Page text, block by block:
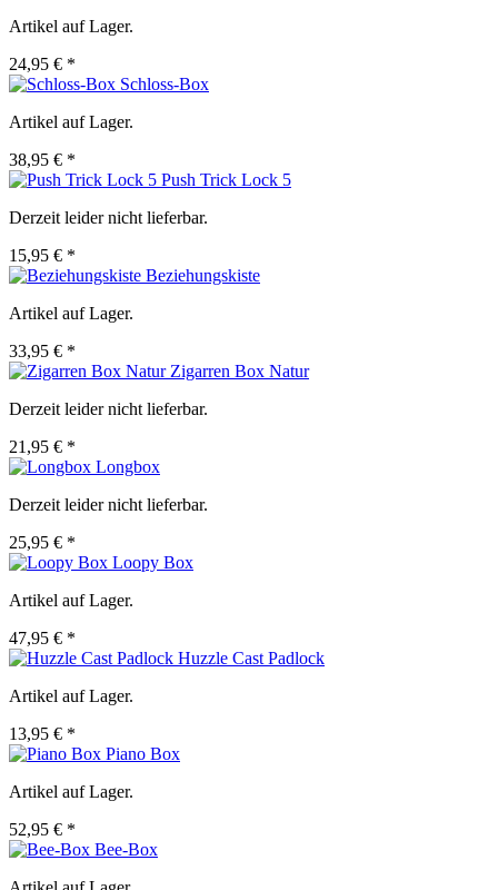
Artikel auf Lager.
24,95 € *
Schloss-Box
Artikel auf Lager.
38,95 € *
Push Trick Lock 5
Derzeit leider nicht lieferbar.
15,95 € *
Beziehungskiste
Artikel auf Lager.
33,95 € *
Zigarren Box Natur
Derzeit leider nicht lieferbar.
21,95 € *
Longbox
Derzeit leider nicht lieferbar.
25,95 € *
Loopy Box
Artikel auf Lager.
47,95 € *
Huzzle Cast Padlock
Artikel auf Lager.
13,95 € *
Piano Box
Artikel auf Lager.
52,95 € *
Bee-Box